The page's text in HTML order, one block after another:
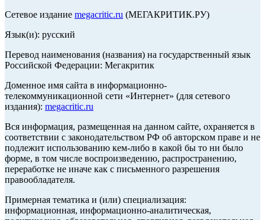
Сетевое издание megacritic.ru (МЕГАКРИТИК.РУ)
Язык(и): русский
Перевод наименования (названия) на государственный язык
Российской Федерации: Мегакритик
Доменное имя сайта в информационно-
телекоммуникационной сети «Интернет» (для сетевого
издания): megacritic.ru
Вся информация, размещенная на данном сайте, охраняется в
соответствии с законодательством РФ об авторском праве и не
подлежит использованию кем-либо в какой бы то ни было
форме, в том числе воспроизведению, распространению,
переработке не иначе как с письменного разрешения
правообладателя.
Примерная тематика и (или) специализация:
информационная, информационно-аналитическая,